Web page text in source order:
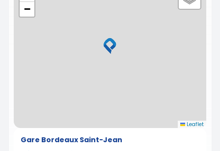
−
Leaflet
Gare Bordeaux Saint-Jean